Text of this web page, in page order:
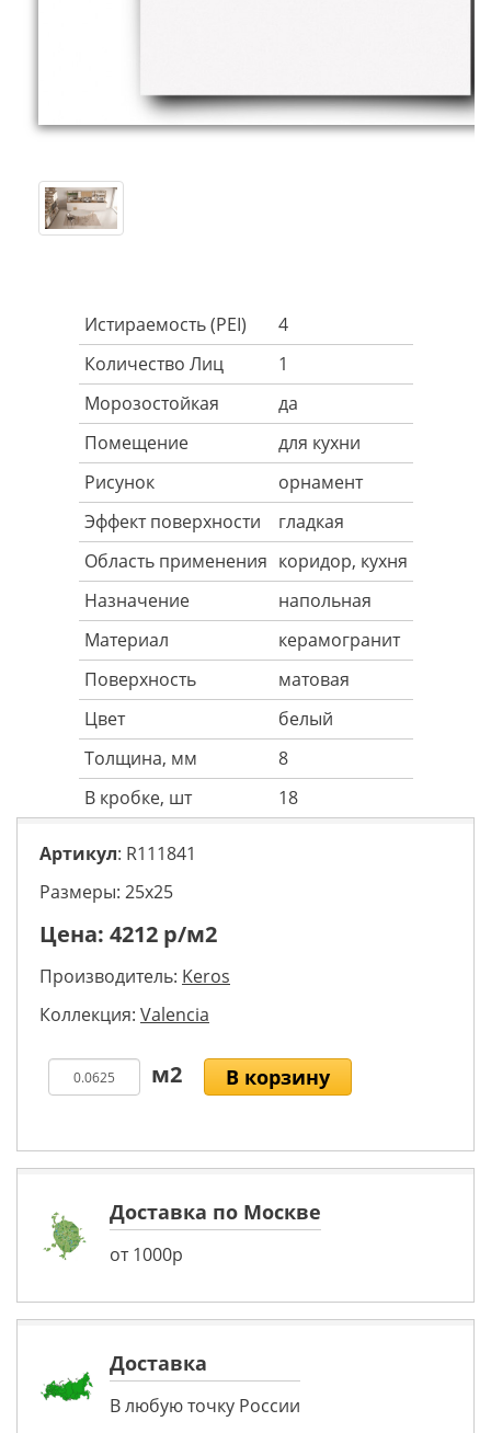
Истираемость (PEI)
4
Количество Лиц
1
Морозостойкая
да
Помещение
для кухни
Рисунок
орнамент
Эффект поверхности
гладкая
Область применения коридор, кухня
Назначение
напольная
Материал
керамогранит
Поверхность
матовая
Цвет
белый
Толщина, мм
8
В кробке, шт
18
Артикул: R111841
Размеры: 25х25
Цена: 4212 р/м2
Производитель: Keros
Коллекция: Valencia
В корзину
Доставка по Москве
от 1000р
Доставка
В любую точку России